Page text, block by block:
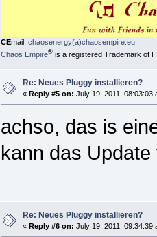
CEmail: chaosenergy(a)chaosempire.eu
Chaos Empire®is a registered Trademark of
Re: Neues Pluggy installieren?
« Reply #5 on: July 19, 2011, 08:03:03
achso, das is
kann das
Re: Neues Pluggy installieren?
« Reply #6 on: July 19, 2011, 09:34:39